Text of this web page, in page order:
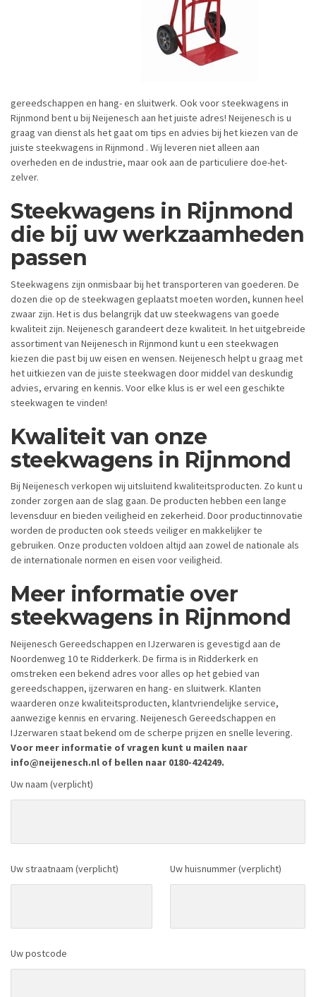
gereedschappen en hang- en sluitwerk. Ook voor steekwagens in
Rijnmond bent u bij Neijenesch aan het juiste adres! Neijenesch is u
graag van dienst als het gaat om tips en advies bij het kiezen van de
juiste steekwagens in Rijnmond . Wij leveren niet alleen aan
overheden en de industrie, maar ook aan de particuliere doe-het-
zelver.
Steekwagens in Rijnmond
die bij uw werkzaamheden
passen
Steekwagens zijn onmisbaar bij het transporteren van goederen. De
dozen die op de steekwagen geplaatst moeten worden, kunnen heel
zwaar zijn. Het is dus belangrijk dat uw steekwagens van goede
kwaliteit zijn. Neijenesch garandeert deze kwaliteit. In het uitgebreide
assortiment van Neijenesch in Rijnmond kunt u een steekwagen
kiezen die past bij uw eisen en wensen. Neijenesch helpt u graag met
het uitkiezen van de juiste steekwagen door middel van deskundig
advies, ervaring en kennis. Voor elke klus is er wel een geschikte
steekwagen te vinden!
Kwaliteit van onze
steekwagens in Rijnmond
Bij Neijenesch verkopen wij uitsluitend kwaliteitsproducten. Zo kunt u
zonder zorgen aan de slag gaan. De producten hebben een lange
levensduur en bieden veiligheid en zekerheid. Door productinnovatie
worden de producten ook steeds veiliger en makkelijker te
gebruiken. Onze producten voldoen altijd aan zowel de nationale als
de internationale normen en eisen voor veiligheid.
Meer informatie over
steekwagens in Rijnmond
Neijenesch Gereedschappen en IJzerwaren is gevestigd aan de
Noordenweg 10 te Ridderkerk. De firma is in Ridderkerk en
omstreken een bekend adres voor alles op het gebied van
gereedschappen, ijzerwaren en hang- en sluitwerk. Klanten
waarderen onze kwaliteitsproducten, klantvriendelijke service,
aanwezige kennis en ervaring. Neijenesch Gereedschappen en
IJzerwaren staat bekend om de scherpe prijzen en snelle levering.
Voor meer informatie of vragen kunt u mailen naar
info@neijenesch.nl of bellen naar 0180-424249.
Uw naam (verplicht)
Uw straatnaam (verplicht) Uw huisnummer (verplicht)
Uw postcode